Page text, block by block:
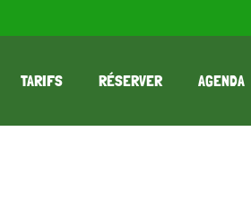
TARIFS RÉSERVER AGENDA